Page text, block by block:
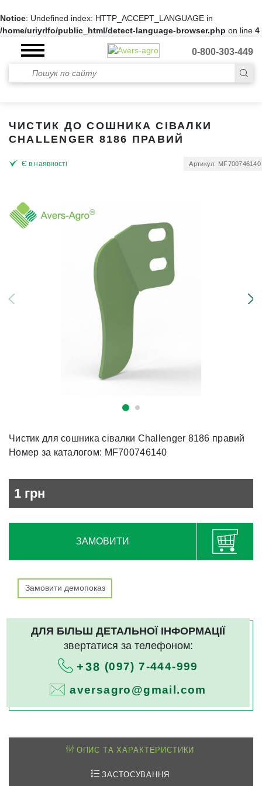
Notice: Undefined index: HTTP_ACCEPT_LANGUAGE in
/home/uriyrlfo/public_html/detect-language-browser.php on line 4
0-800-303-449
ЧИСТИК ДО СОШНИКА СІВАЛКИ
CHALLENGER 8186 ПРАВИЙ
Є в наявності Артикул: MF700746140
Чистик для сошника сівалки Challenger 8186 правий
Номер за каталогом: MF700746140
1 грн
ЗАМОВИТИ
Замовити демопоказ
ДЛЯ БІЛЬШ ДЕТАЛЬНОЇ ІНФОРМАЦІЇ
звертатися за телефоном:
+38 (097) 7-444-999
aversagro@gmail.com
ОПИС ТА ХАРАКТЕРИСТИКИ
ЗАСТОСУВАННЯ